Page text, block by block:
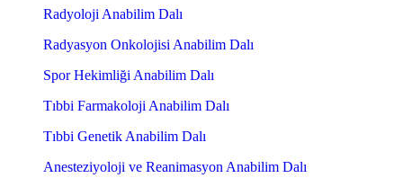
Radyoloji Anabilim Dalı
Radyasyon Onkolojisi Anabilim Dalı
Spor Hekimliği Anabilim Dalı
Tıbbi Farmakoloji Anabilim Dalı
Tıbbi Genetik Anabilim Dalı
Anesteziyoloji ve Reanimasyon Anabilim Dalı